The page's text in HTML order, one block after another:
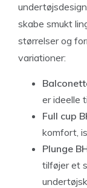
skabe smukt
størrelser og
variationer:
er ideelle
Full cup
komfort,
Plunge
tilføjer et